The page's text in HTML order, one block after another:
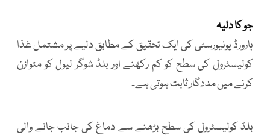
جو کا دلیہ
ہارورڈ یونیورسٹی کی ایک تحقیق کے مطابق دلیے پر مشتمل غذا
کولیسٹرول کی سطح کو کم رکھنے اور بلڈ شوگر لیول کو متوازن
کرنے میں مددگار ثابت ہوتی ہے۔
بلڈ کولیسٹرول کی سطح بڑھنے سے دماغ کی جانب جانے والی